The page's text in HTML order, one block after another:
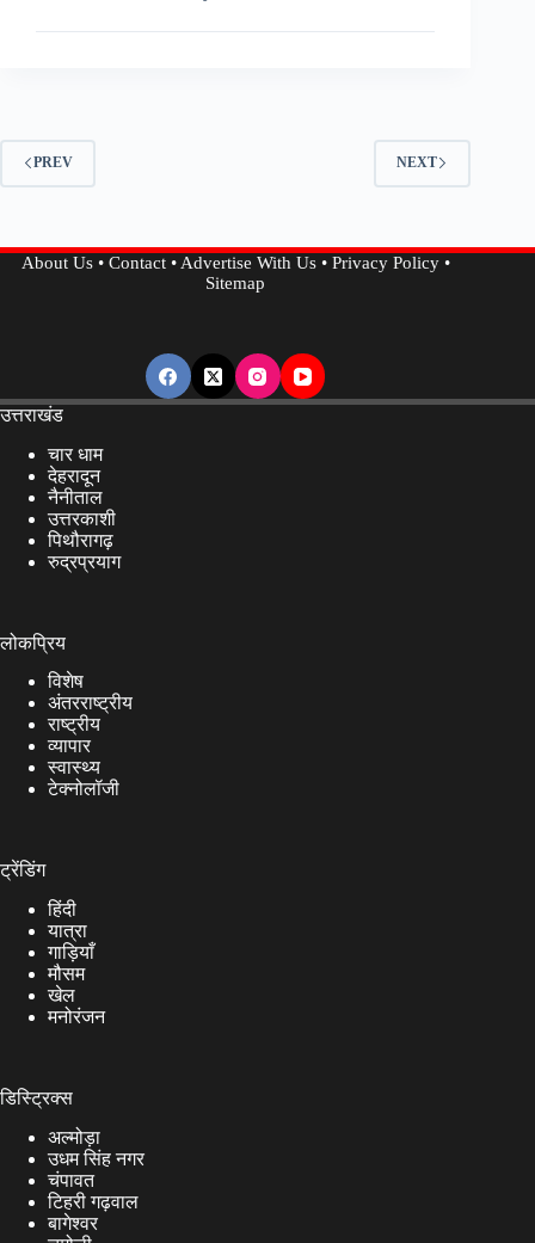
हाई
फैसला,
Badrinath
की
PREV NEXT
About Us• Contact•Advertise With Us• Privacy Policy•
Sitemap
उत्तराखंड
चार धाम
देहरादून
नैनीताल
उत्तरकाशी
पिथौरागढ़
रुद्रप्रयाग
लोकप्रिय
विशेष
अंतरराष्ट्रीय
राष्ट्रीय
व्यापार
स्वास्थ्य
टेक्नोलॉजी
ट्रेंडिंग
हिंदी
यात्रा
गाड़ियाँ
मौसम
खेल
मनोरंजन
डिस्ट्रिक्स
अल्मोड़ा
उधम सिंह नगर
चंपावत
टिहरी गढ़वाल
बागेश्वर